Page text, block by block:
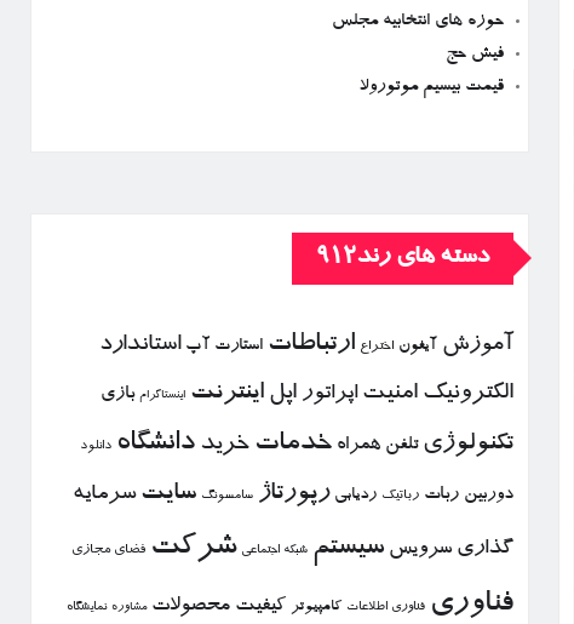
حوزه های انتخابیه مجلس
فیش حج
قیمت بیسیم موتورولا
دسته های رند912
آموزش آیفون اختراع ارتباطات استارت آپ استاندارد
الكترونیك امنیت اپراتور اپل اینترنت اینستاگرام بازی
تكنولوژی تلفن همراه خدمات خرید دانشگاه دانلود
دوربین ربات رباتیك ردیابی رپورتاژ سامسونگ سایت سرمایه
گذاری سرویس سیستم شبكه اجتماعی شركت فضای مجازی
فناوری فناوری اطلاعات كامپیوتر كیفیت محصولات مشاوره نمایشگاه